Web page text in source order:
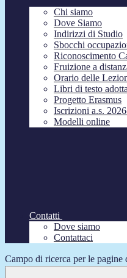
Chi siamo
Dove Siamo
Indirizzi di Studio
Sbocchi
Riconoscimento
Fruizione a
Orario delle
Libri di testo
Progetto Erasmus
Iscrizioni a.s.
Modelli online
Contatti
Dove siamo
Contattaci
Campo di ricerca per le pagine